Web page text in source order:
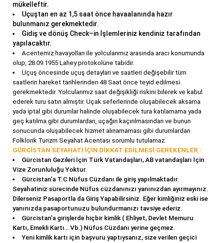
mükelleftir.
Uçuştan en az 1,5 saat önce havaalanında hazır
bulunmanız gerekmektedir.
Gidiş ve dönüş Check–in İşlemleriniz kendiniz tarafından
yapılacaktır.
Acentemiz havayolları ile yolcularımız arasında aracı konumunda
olup, 28.09.1955 Lahey protokolüne tabidir.
Uçuş öncesinde uçuş detayları ve saatleri değişebilir tüm
saatlerin hareket tarihlerinden 48 Saat önce teyid edilmesi
gerekmektedir. Yolcularımız saat değişikliği riskini bilerek ve kabul
ederek turu satın almıştır. Uçak seferlerinde oluşabilecek aksama
yada iptal gibi durumlar halinde oluşabilecek tura katılamama yada
geç katılma gibi durumlardan, uçağın kaçırılmasından ve bunun
sonucunda oluşabilecek hizmet alınamaması gibi durumlardan
Folklorik Turizm Seyahat Acentası sorumlu tutulamaz.
GÜRCİSTAN SEYAHATİ İÇİN DİKKAT EDİLMESİ GEREKENLER :
Gürcistan Gezileri İçin Türk Vatandaşları, AB vatandaşları İçin
Vize Zorunluluğu Yoktur.
Gürcistan’a T.C Nüfus Cüzdanı ile giriş yapılmaktadır.
Seyahatiniz sürecinde Nüfus cüzdanınızı yanınızdan ayırmayınız.
Dilerseniz Pasaportla da Giriş Yapabilirsiniz. Eğer kimliğiniz eski ise
yanınızda pasaportunuzu bulundurmanızı tavsiye ederiz.
Gürcistan’a girişlerde hiçbir kimlik ( Ehliyet, Devlet Memuru
Kartı, Emekli Kartı… Vb.) Nüfus Cüzdanı yerine geçmez.
Yeni kimlik kartı için başvuru yaptıysanız, size verilen geçici